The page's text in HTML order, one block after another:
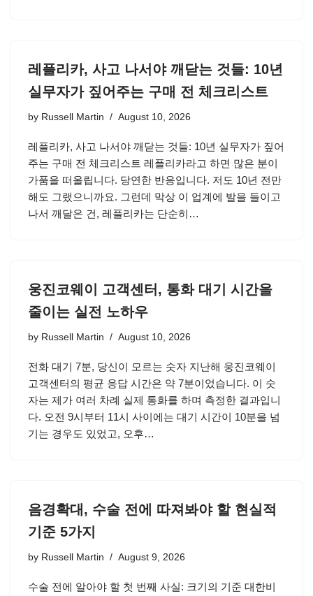
레플리카, 사고 나서야 깨닫는 것들: 10년
실무자가 짚어주는 구매 전 체크리스트
by Russell Martin August 10, 2026
레플리카, 사고 나서야 깨닫는 것들: 10년 실무자가 짚어
주는 구매 전 체크리스트 레플리카라고 하면 많은 분이
가품을 떠올립니다. 당연한 반응입니다. 저도 10년 전만
해도 그랬으니까요. 그런데 막상 이 업계에 발을 들이고
나서 깨달은 건, 레플리카는 단순히…
웅진코웨이 고객센터, 통화 대기 시간을
줄이는 실전 노하우
by Russell Martin August 10, 2026
전화 대기 7분, 당신이 모르는 숫자 지난해 웅진코웨이
고객센터의 평균 응답 시간은 약 7분이었습니다. 이 숫
자는 제가 여러 차례 실제 통화를 하며 측정한 결과입니
다. 오전 9시부터 11시 사이에는 대기 시간이 10분을 넘
기는 경우도 있었고, 오후…
음경확대, 수술 전에 따져봐야 할 현실적
기준 5가지
by Russell Martin August 9, 2026
수술 전에 알아야 할 첫 번째 사실: 크기의 기준 대한비